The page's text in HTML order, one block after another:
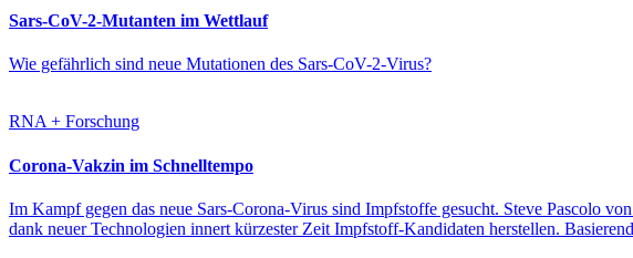
Sars-CoV-2-Mutanten im Wettlauf
Wie gefährlich sind neue Mutationen des Sars-CoV-2-Virus?
RNA + Forschung
Corona-Vakzin im Schnelltempo
Im Kampf gegen das neue Sars-Corona-Virus sind Impfstoffe gesucht. Steve Pascolo
dank neuer Technologien innert kürzester Zeit Impfstoff-Kandidaten herstellen.